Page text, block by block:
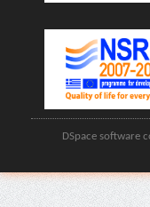
DSpace software